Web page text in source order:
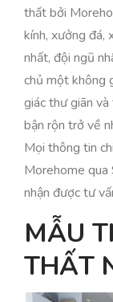
thất bởi
kính, xưởng đá,
nhất, đội ngũ
chủ một không
giác thư giãn
bận rộn trở về
Mọi thông tin
Morehome qua
nhận được tư
MẪU
THẤT